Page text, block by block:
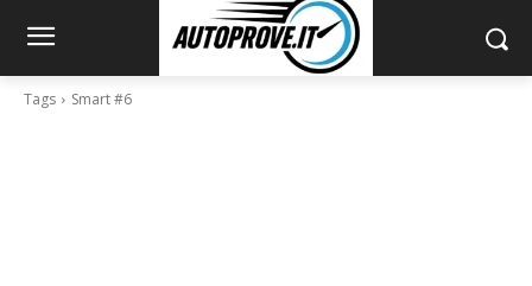
Tags Smart #6